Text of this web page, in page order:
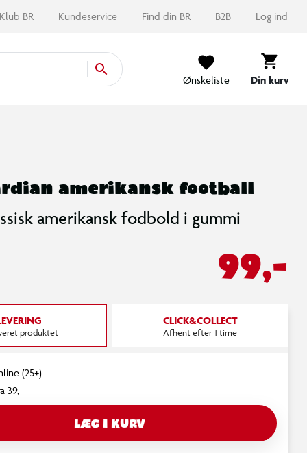
Klub BR Kundeservice Find din BR B2B Log ind
Ønskeliste Din kurv
amerikansk football
amerikansk fodbold i gummi
99,-
produktet
CLICK&COLLECT
Afhent efter 1 time
(25+)
39,-
LÆG I KURV